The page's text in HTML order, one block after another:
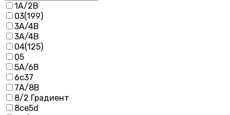
1А/2В
03(199)
3A/4B
3А/4В
04(125)
05
5А/6В
6с37
7А/8В
8/2 Градиент
8се5d